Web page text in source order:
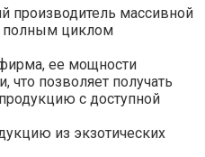
производитель массивной
полным циклом
ее мощности
что позволяет получать
с доступной
из экзотических